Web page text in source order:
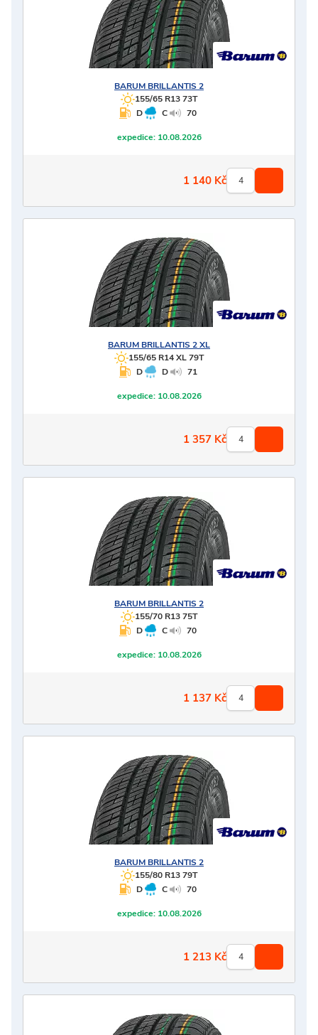
BARUM BRILLANTIS 2
155/65 R13 73T
D
C 70
expedice:10.08.2026
1 140 Kč
BARUM BRILLANTIS 2 XL
155/65 R14 XL 79T
D
D 71
expedice:10.08.2026
1 357 Kč
BARUM BRILLANTIS 2
155/70 R13 75T
D
C 70
expedice:10.08.2026
1 137 Kč
BARUM BRILLANTIS 2
155/80 R13 79T
D
C 70
expedice:10.08.2026
1 213 Kč